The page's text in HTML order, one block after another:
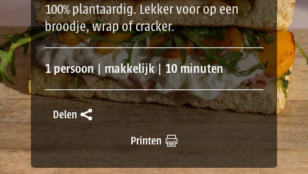
100% plantaardig. Lekker voor op een
broodje, wrap of cracker.
1 persoon | makkelijk | 10 minuten
Delen
Printen